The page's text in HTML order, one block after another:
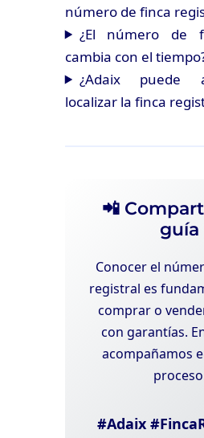
número de finca
¿El número de
cambia con el
¿Adaix puede
localizar la finca
📲
guía
Conocer el
registral es
comprar o
con garantías.
acompañamos
#Adaix